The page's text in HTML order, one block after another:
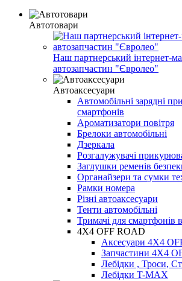
Автотовари
Наш партнерський інтернет-
автозапчастин "Євролео"
Автоаксесуари
Автомобільні зарядні
смартфонів
Ароматизатори повітря
Брелоки автомобільні
Дзеркала
Розгалужувачі
Заглушки ременів
Органайзери та сумки
Рамки номера
Різні автоаксесуари
Тенти автомобільні
Тримачі для смартфонів
4Х4 OFF ROAD
Аксесуари 4Х4
Запчастини 4Х4
Лебідки , Троси,
Лебідки T-MAX